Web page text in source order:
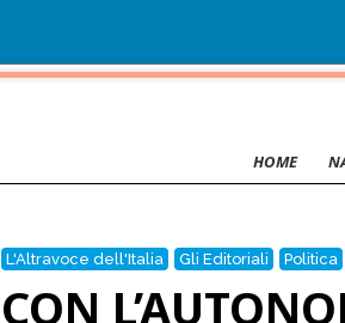
HOME
L'Altravoce dell'Italia Gli Editoriali Politica
CON